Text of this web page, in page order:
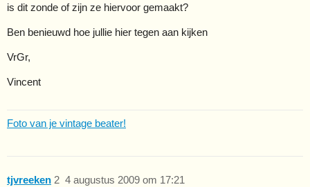
is dit zonde of zijn ze hiervoor gemaakt?
Ben benieuwd hoe jullie hier tegen aan kijken
VrGr,
Vincent
Foto van je vintage beater!
tjvreeken 4 augustus 2009 om 17:21
2